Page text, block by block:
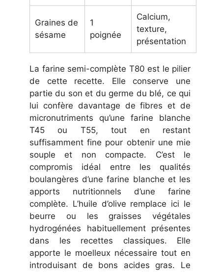
Graines de
sésame
1
poignée
Calcium,
texture,
présentation
La farine semi-complète T80 est le pilier
de cette recette. Elle conserve une
partie du son et du germe du blé, ce qui
lui confère davantage de fibres et de
micronutriments qu’une farine blanche
T45 ou T55, tout en restant
suffisamment fine pour obtenir une mie
souple et non compacte. C’est le
compromis idéal entre les qualités
boulangères d’une farine blanche et les
apports nutritionnels d’une farine
complète. L’huile d’olive remplace ici le
beurre ou les graisses végétales
hydrogénées habituellement présentes
dans les recettes classiques. Elle
apporte le moelleux nécessaire tout en
introduisant de bons acides gras. Le